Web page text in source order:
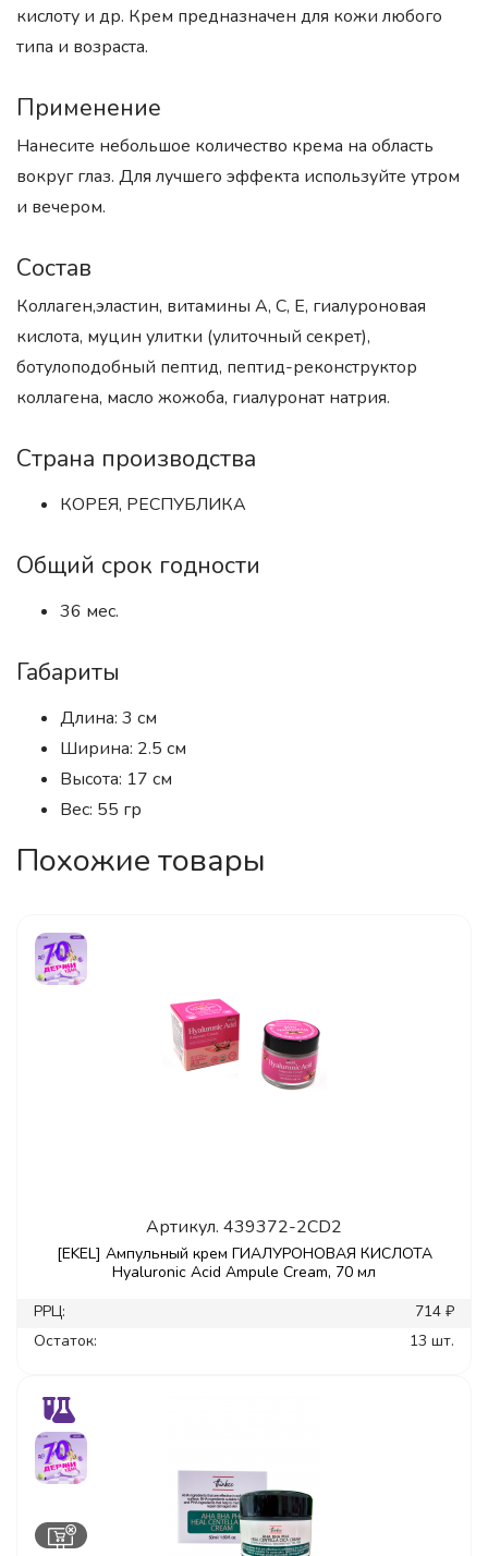
кислоту и др. Крем предназначен для кожи любого
типа и возраста.
Применение
Нанесите небольшое количество крема на область
вокруг глаз. Для лучшего эффекта используйте утром
и вечером.
Состав
Коллаген,эластин, витамины А, С, Е, гиалуроновая
кислота, муцин улитки (улиточный секрет),
ботулоподобный пептид, пептид-реконструктор
коллагена, масло жожоба, гиалуронат натрия.
Страна производства
КОРЕЯ, РЕСПУБЛИКА
Общий срок годности
36 мес.
Габариты
Длина: 3 см
Ширина: 2.5 см
Высота: 17 см
Вес: 55 гр
Похожие товары
Артикул. 439372-2CD2
[EKEL] Ампульный крем ГИАЛУРОНОВАЯ КИСЛОТА
Hyaluronic Acid Ampule Cream, 70 мл
РРЦ:
714 ₽
Остаток:
13 шт.